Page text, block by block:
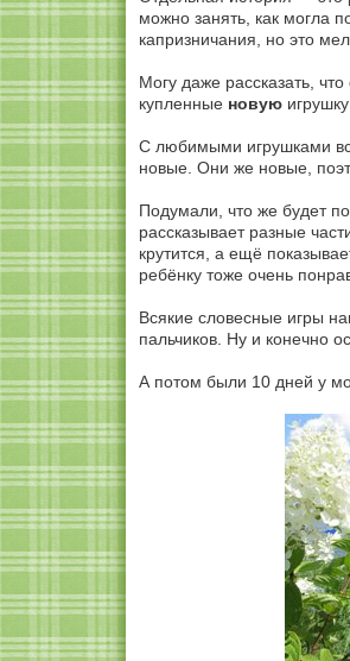
можно занять, как могла
капризничания, но это
Могу даже рассказать,
купленные новую
С любимыми игрушками
новые. Они же новые,
Подумали, что же будет
рассказывает разные
крутится, а ещё
ребёнку тоже очень
Всякие словесные игры
пальчиков. Ну и конечно
А потом были 10 дней у